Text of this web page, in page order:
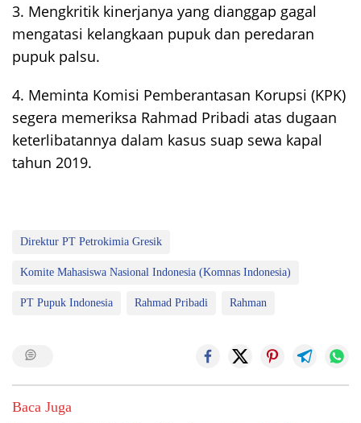
3. Mengkritik kinerjanya yang dianggap gagal
mengatasi kelangkaan pupuk dan peredaran
pupuk palsu.
4. Meminta Komisi Pemberantasan Korupsi (KPK)
segera memeriksa Rahmad Pribadi atas dugaan
keterlibatannya dalam kasus suap sewa kapal
tahun 2019.
Direktur PT Petrokimia Gresik
Komite Mahasiswa Nasional Indonesia (Komnas Indonesia)
PT Pupuk Indonesia Rahmad Pribadi Rahman
Baca Juga